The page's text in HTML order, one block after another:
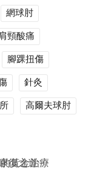
網球肘
頸酸痛
腳踝扭傷
針灸
高爾夫球肘